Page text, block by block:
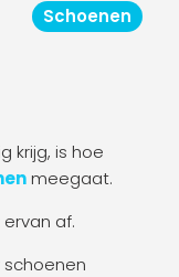
Schoenen
krijg, is hoe
meegaat.
af.
schoenen